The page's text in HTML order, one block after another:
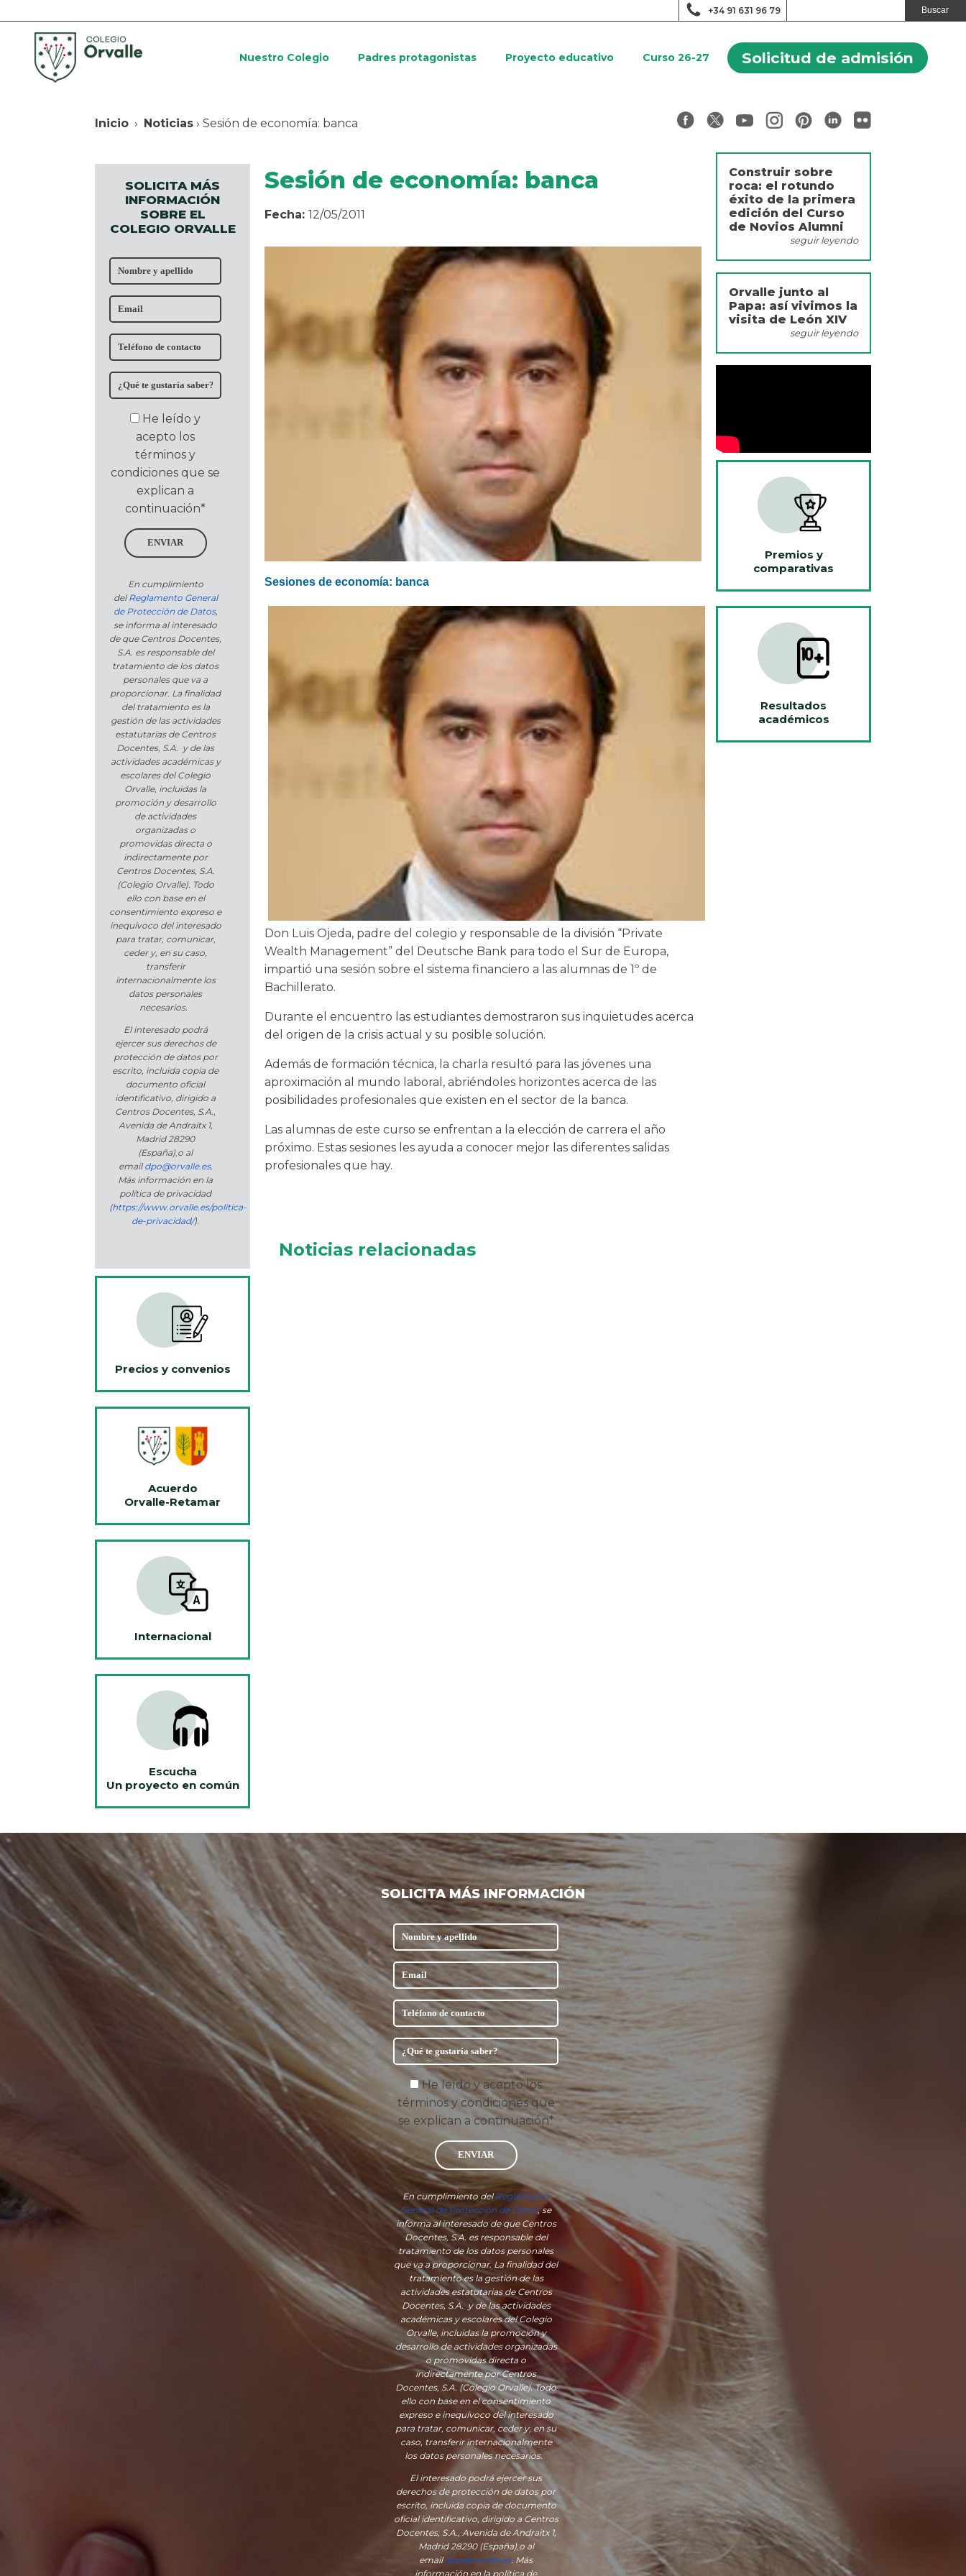
+34 91 631 96 79
Nuestro Colegio Padres protagonistas Proyecto educativo Curso 26-27 Solicitud de admisión
Inicio › Noticias › Sesión de economía: banca
SOLICITA MÁS
INFORMACIÓN
SOBRE EL
COLEGIO ORVALLE
He leído y
acepto los
términos y
condiciones que se
explican a
continuación*
ENVIAR
En cumplimiento
delReglamento General
de Protección de Datos,
se informa al interesado
de que Centros Docentes,
S.A. es responsable del
tratamiento de los datos
personales que va a
proporcionar. La finalidad
del tratamiento es la
gestión de las actividades
estatutarias de Centros
Docentes, S.A. y de las
actividades académicas y
escolares del Colegio
Orvalle, incluidas la
promoción y desarrollo
de actividades
organizadas o
promovidas directa o
indirectamente por
Centros Docentes, S.A.
(Colegio Orvalle). Todo
ello con base en el
consentimiento expreso e
inequívoco del interesado
para tratar, comunicar,
ceder y, en su caso,
transferir
internacionalmente los
datos personales
necesarios.
El interesado podrá
ejercer sus derechos de
protección de datos por
escrito, incluida copia de
documento oficial
identificativo, dirigido a
Centros Docentes, S.A.,
Avenida de Andraitx 1,
Madrid 28290
(España),o al
emaildpo@orvalle.es.
Más información en la
política de privacidad
(https://www.orvalle.es/politica-
de-privacidad/).
Precios y convenios
Acuerdo
Orvalle-Retamar
Internacional
Escucha
Un proyecto en común
Sesión de economía: banca
Fecha: 12/05/2011
Sesiones de economía: banca
Don Luis Ojeda, padre del colegio y responsable de la división “Private
Wealth Management” del Deutsche Bank para todo el Sur de Europa,
impartió una sesión sobre el sistema financiero a las alumnas de 1º de
Bachillerato.
Durante el encuentro las estudiantes demostraron sus inquietudes acerca
del origen de la crisis actual y su posible solución.
Además de formación técnica, la charla resultó para las jóvenes una
aproximación al mundo laboral, abriéndoles horizontes acerca de las
posibilidades profesionales que existen en el sector de la banca.
Las alumnas de este curso se enfrentan a la elección de carrera el año
próximo. Estas sesiones les ayuda a conocer mejor las diferentes salidas
profesionales que hay.
Noticias relacionadas
Construir sobre
roca: el rotundo
éxito de la primera
edición del Curso
de Novios Alumni
seguir leyendo
Orvalle junto al
Papa: así vivimos la
visita de León XIV
seguir leyendo
Premios y
comparativas
Resultados
académicos
SOLICITA MÁS INFORMACIÓN
He leído y acepto los
términos y condiciones que
se explican a continuación*
ENVIAR
En cumplimiento delReglamento
General de Protección de Datos, se
informa al interesado de que Centros
Docentes, S.A. es responsable del
tratamiento de los datos personales
que va a proporcionar. La finalidad del
tratamiento es la gestión de las
actividades estatutarias de Centros
Docentes, S.A. y de las actividades
académicas y escolares del Colegio
Orvalle, incluidas la promoción y
desarrollo de actividades organizadas
o promovidas directa o
indirectamente por Centros
Docentes, S.A. (Colegio Orvalle). Todo
ello con base en el consentimiento
expreso e inequívoco del interesado
para tratar, comunicar, ceder y, en su
caso, transferir internacionalmente
los datos personales necesarios.
El interesado podrá ejercer sus
derechos de protección de datos por
escrito, incluida copia de documento
oficial identificativo, dirigido a Centros
Docentes, S.A., Avenida de Andraitx 1,
Madrid 28290 (España),o al
emaildpo@orvalle.es. Más
información en la política de